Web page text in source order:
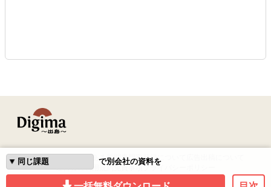
で別会社の資料を
はじめての方へ よくある質問 専門家登録について
利用規約免責事項プライバシーポリシー